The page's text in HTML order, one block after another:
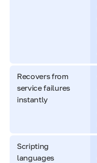
Recovers from
service failures
instantly
Scripting
languages